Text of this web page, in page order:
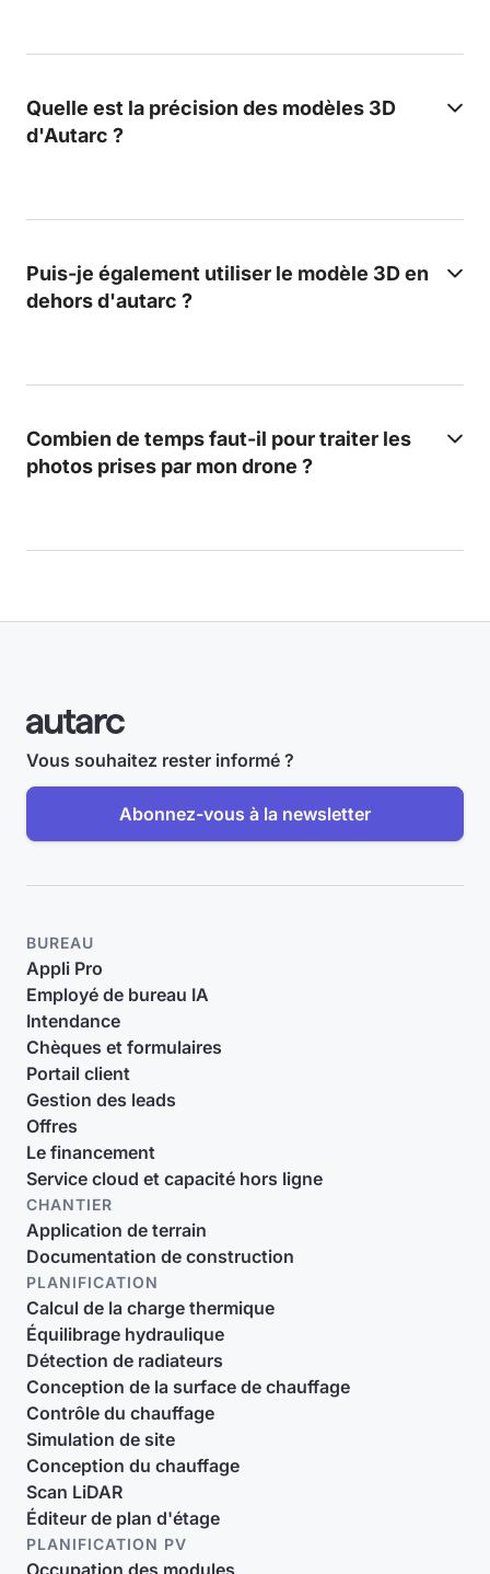
Quelle est la précision des modèles 3D
d'Autarc ?
Puis-je également utiliser le modèle 3D en
dehors d'autarc ?
Combien de temps faut-il pour traiter les
photos prises par mon drone ?
Vous souhaitez rester informé ?
Abonnez-vous à la newsletter
BUREAU
Appli Pro
Employé de bureau IA
Intendance
Chèques et formulaires
Portail client
Gestion des leads
Offres
Le financement
Service cloud et capacité hors ligne
CHANTIER
Application de terrain
Documentation de construction
PLANIFICATION
Calcul de la charge thermique
Équilibrage hydraulique
Détection de radiateurs
Conception de la surface de chauffage
Contrôle du chauffage
Simulation de site
Conception du chauffage
Scan LiDAR
Éditeur de plan d'étage
PLANIFICATION PV
Occupation des modules